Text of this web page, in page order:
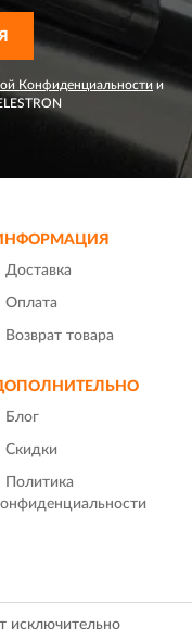
Конфиденциальности и
Доставка
Оплата
Возврат товара
Блог
Скидки
Политика
исключительно